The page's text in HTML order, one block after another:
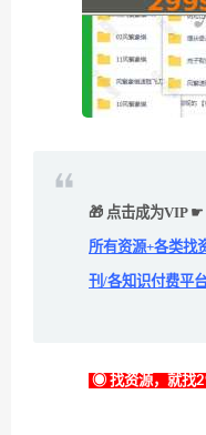
🎁 点击成为VIP ☛
所有资源+各类找
刊/各知识付费平
◉ 找资源，就找